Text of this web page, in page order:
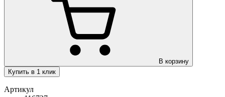
В корзину
Купить в 1 клик
Артикул